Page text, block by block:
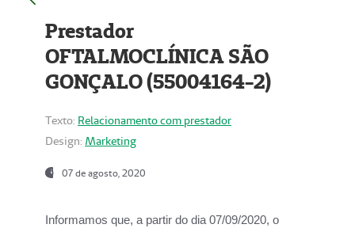
Prestador
OFTALMOCLÍNICA SÃO
GONÇALO (55004164-2)
Texto: Relacionamento com prestador
Design: Marketing
07 de agosto, 2020
Informamos que, a partir do dia07/09/2020, o